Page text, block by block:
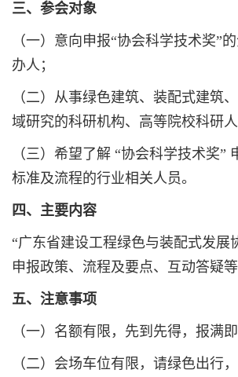
三、参会对象
（一）意向申报“协会科学技术奖”
办人；
（二）从事绿色建筑、装配式建筑
域研究的科研机构、高等院校科研人
（三）希望了解 “协会科学技术奖”
标准及流程的行业相关人员。
四、主要内容
“广东省建设工程绿色与装配式发展
申报政策、流程及要点、互动答疑等
五、注意事项
（一）名额有限，先到先得，报满即
（二）会场车位有限，请绿色出行